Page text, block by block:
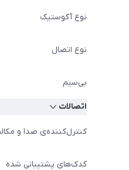
نوع آکوستیک
نوع اتصال
بی‌سیم
اتصالات
کنترل‌کننده‌ی صدا و
کدک‌های پشتیبانی شده